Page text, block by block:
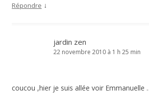
Répondre ↓
jardin zen
22 novembre 2010 à 1 h 25 min
coucou ,hier je suis allée voir Emmanuelle